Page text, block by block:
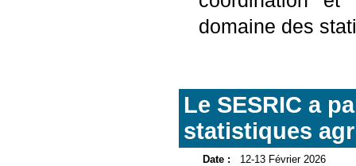
domaine des
Le SESRIC a
statistiques
Date : 12-13 Février 2026